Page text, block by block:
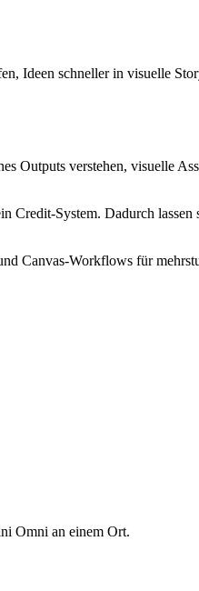
Ideen schneller in visuelle
Outputs verstehen, visuelle
Credit-System. Dadurch lassen
Canvas-Workflows für
Omni an einem Ort.